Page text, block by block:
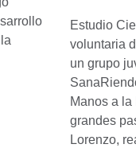
Estudio
voluntaria
un grupo
Manos a
grandes
Lorenzo,